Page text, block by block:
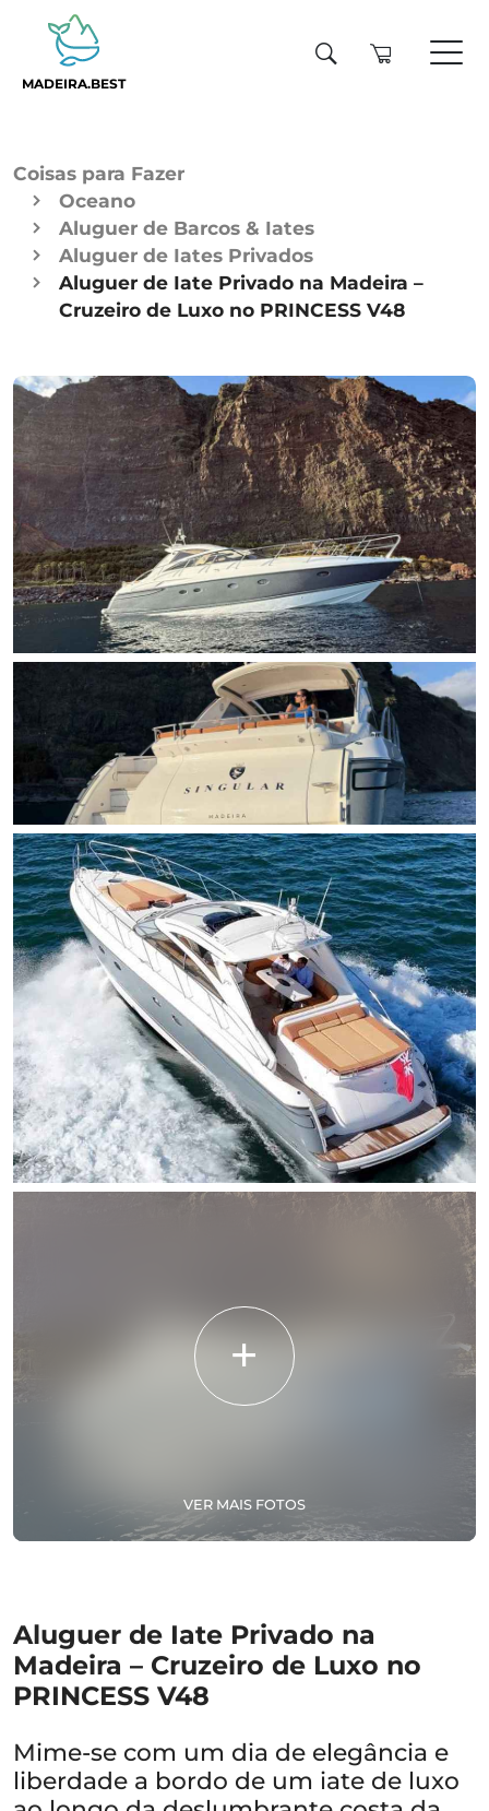
MADEIRA.BEST
Coisas para Fazer
Oceano
Aluguer de Barcos & Iates
Aluguer de Iates Privados
Aluguer de Iate Privado na Madeira –
Cruzeiro de Luxo no PRINCESS V48
VER MAIS FOTOS
Aluguer de Iate Privado na
Madeira – Cruzeiro de Luxo no
PRINCESS V48
Mime-se com um dia de elegância e
liberdade a bordo de um iate de luxo